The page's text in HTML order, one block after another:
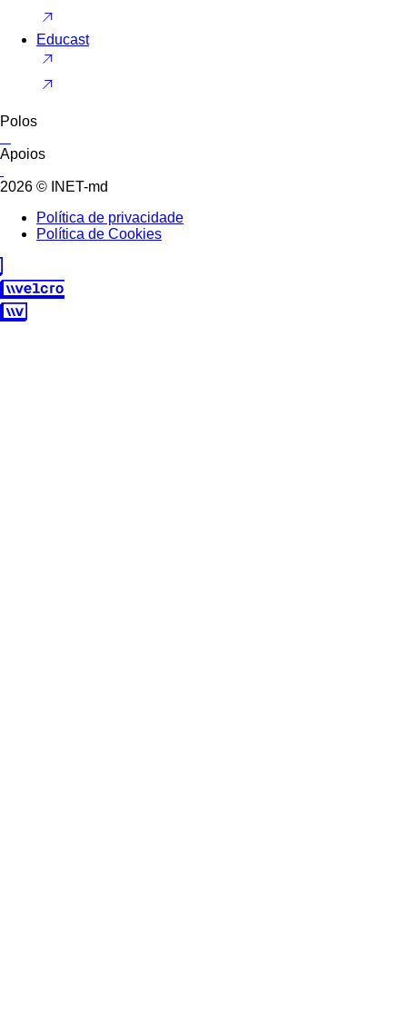
Educast
Polos
Apoios
2026 © INET-md
Política de privacidade
Política de Cookies